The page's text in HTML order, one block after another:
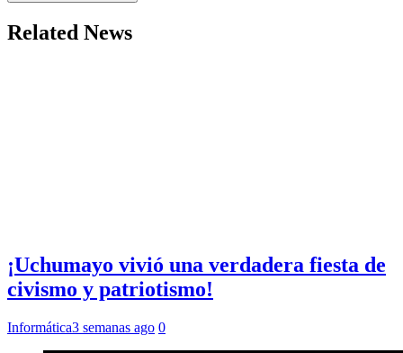
Related News
¡Uchumayo vivió una verdadera fiesta de
civismo y patriotismo!
Informática3 semanas ago 0